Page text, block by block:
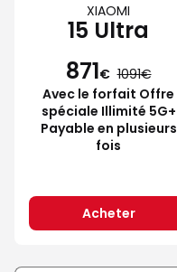
XIAOMI
15 Ultra
871€ 1091
Avec le forfait Offre
spéciale Illimité 5G+
Payable en plusieurs
fois
Acheter